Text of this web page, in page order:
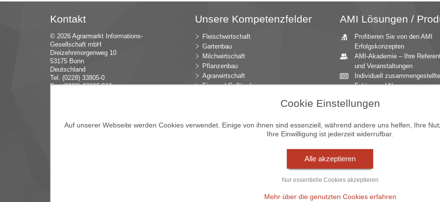
Kontakt
© 2026 Agrarmarkt Informations-
Gesellschaft mbH
Dreizehnmorgenweg 10
53175 Bonn
Deutschland
Tel. (0228) 33805-0
Fax (0228) 33805-592
Unsere Kompetenzfelder
Fleischwirtschaft
Gartenbau
Milchwirtschaft
Pflanzenbau
Agrarwirtschaft
Eier und Geflügel
Düngemittel
Blumen und Zierpflanzen
AMI Lösungen /
Profitieren Sie von den AMI
Erfolgskonzepten
AMI-Akademie – Ihre
und Veranstaltungen
Individuell zusammengestellte
Fakten und News
Marktexperten
einen umfangreichen
Jahrbücher – einzigartige
Vom Widget bis zur
Markt Blick – Ihr kostenloser
Cookie Einstellungen
Auf unserer Webseite werden Cookies verwendet. Einige von ihnen sind essenziell, während andere uns helfen, Ihre
Ihre Einwilligung ist jederzeit widerrufbar.
Alle akzeptieren
Nur essentielle Cookies akzeptieren
Mehr über die genutzten Cookies erfahren